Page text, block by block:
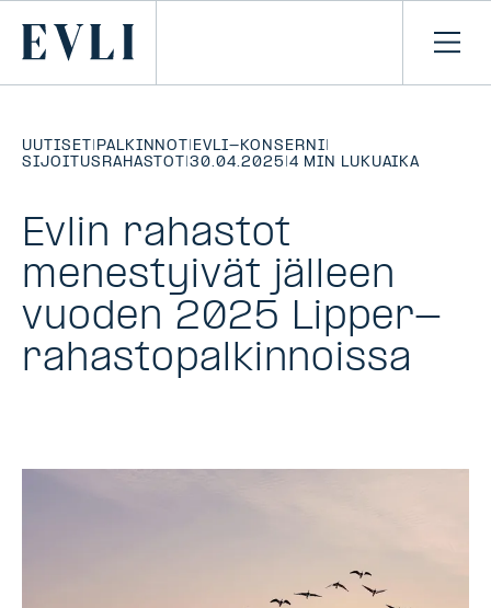
Primary
Avaa
UUTISET | PALKINNOT | EVLI-KONSERNI|
SIJOITUSRAHASTOT |30.04.2025 |4 MIN LUKUAIKA
Evlin rahastot
menestyivät jälleen
vuoden 2025 Lipper-
rahastopalkinnoissa